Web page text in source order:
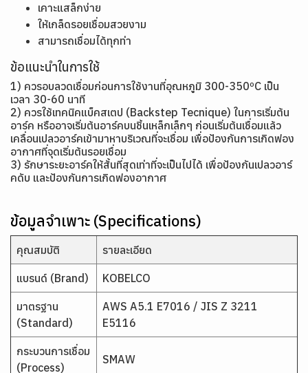
เคาะแสล็กง่าย
ให้เกล็ดรอยเชื่อมสวยงาม
สามารถเชื่อมได้ทุกท่า
ข้อแนะนำในการใช้
1) ควรอบลวดเชื่อมก่อนการใช้งานที่อุณหภูมิ 300-350ºC เป็น
เวลา 30-60 นาที
2) ควรใช้เทคนิคแบ็คสเตป (Backstep Tecnique) ในการเริ่มต้น
อาร์ค หรืออาจเริ่มต้นอาร์คบนชิ้นเหล็กเล็กๆ ก่อนเริ่มต้นเชื่อมแล้ว
เคลื่อนเปลวอาร์คเข้ามาหาบริเวณที่จะเชื่อม เพื่อป้องกันการเกิดฟอง
อากาศที่จุดเริ่มต้นรอยเชื่อม
3) รักษาระยะอาร์คให้สั้นที่สุดเท่าที่จะเป็นไปได้ เพื่อป้องกันเปลวอาร์
คดับ และป้องกันการเกิดฟองอากาศ
ข้อมูลจำเพาะ (Specifications)
คุณสมบัติ รายละเอียด
แบรนด์ (Brand) KOBELCO
มาตรฐาน
(Standard)
AWS A5.1 E7016 / JIS Z 3211
E5116
กระบวนการเชื่อม
(Process)
SMAW